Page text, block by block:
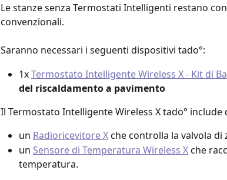
Le stanze senza Termostati Intelligenti restano
convenzionali.
Saranno necessari i seguenti dispositivi tado°:
1x Termostato Intelligente Wireless X - Kit di
del riscaldamento a pavimento
Il Termostato Intelligente Wireless X tado° include
un Radioricevitore X che controlla la valvola di
un Sensore di Temperatura Wireless X che
temperatura.